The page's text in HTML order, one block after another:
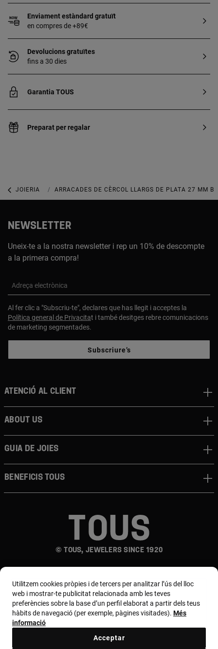
Enviament estàndard gratuït
en compres de +89€
Devolucions gratuïtes
fins a 30 dies
Garantia TOUS
Preparat per regalar
JOIERIA JOIES DE PLATA 925
ARRACADES DE CÈRCOL LLARGS DE PLATA 27 MM
NEWSLETTER
Uneix-te a la nostra newsletter i rep un 10% de descompte
a la primera compra!
Adreça electrònica
Al fer clic a "Subscriu-te", declares que has llegit i acceptes la
Política general de Privacitat i també desitges rebre comunicacions
de marketing segmentades.
Subscriure’s
© TOUS, JEWELERS SINCE 1920
Atenció al client
About us
Guia de joies
Beneficis TOUS
País i moneda:
Euro
Utilitzem cookies pròpies i de tercers per analitzar l’ús del lloc
web i mostrar-te publicitat relacionada amb les teves
preferències sobre la base d’un perfil elaborat a partir dels teus
hàbits de navegació (per exemple, pàgines visitades). Més
informació
Acceptar